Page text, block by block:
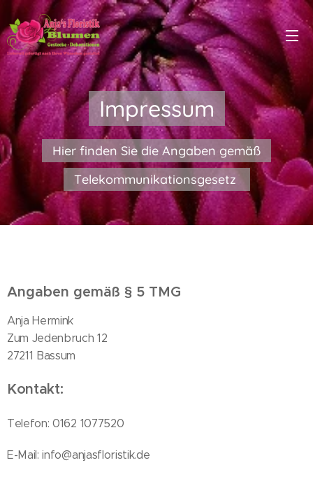
Impressum
Hier finden Sie die Angaben gemäß
Telekommunikationsgesetz
Angaben gemäß § 5 TMG
Anja Hermink
Zum Jedenbruch 12
27211 Bassum
Kontakt:
Telefon: 0162 1077520
E-Mail: info@anjasfloristik.de